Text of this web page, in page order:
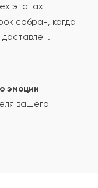
проверки.
этапах
собран, когда
доставлен.
эмоции
вашего